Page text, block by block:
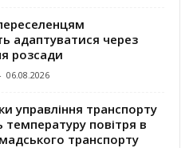
адаптуватися через
розсади
06.08.2026
управління транспорту
температуру повітря в
транспорту